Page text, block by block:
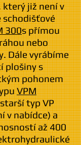
který již není v
schodišťové
300s přímou
nebo
Dále vyrábíme
plošiny s
pohonem
VPM
typ VP
v nabídce) a
až 400